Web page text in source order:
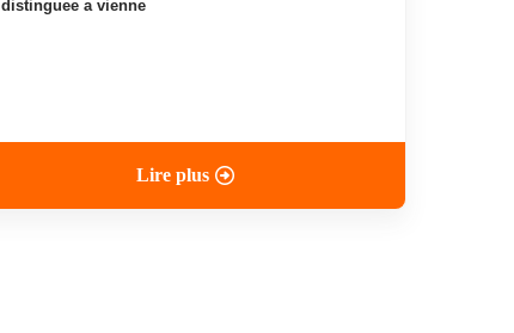
distinguee a vienne
Lire plus